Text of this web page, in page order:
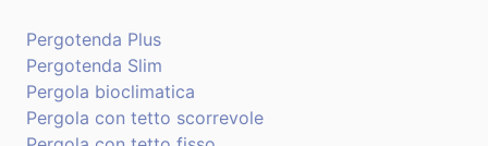
Pergotenda Plus
Pergotenda Slim
Pergola bioclimatica
Pergola con tetto scorrevole